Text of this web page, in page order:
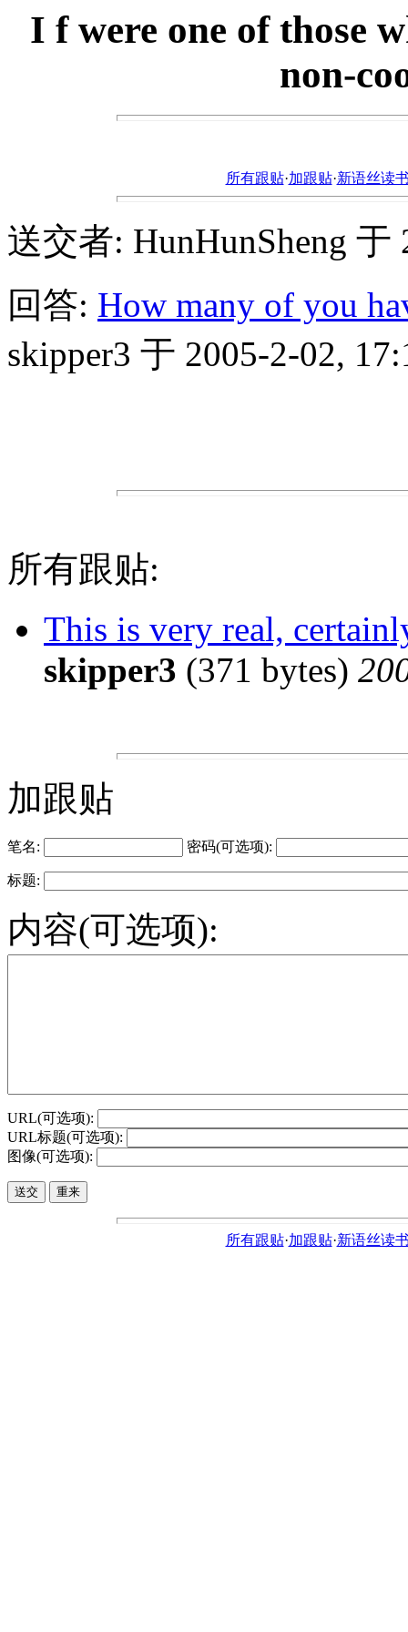
I f were one of those
non-
所有跟贴·加跟贴·新语丝读
送交者: HunHunSheng 于
回答: How many of you
skipper3 于 2005-2-02,
所有跟贴:
This is very real,
skipper3 (371 bytes)
加跟贴
笔名: 密码(可选项):
标题:
内容(可选项):
URL(可选项):
URL标题(可选项):
图像(可选项):
所有跟贴·加跟贴·新语丝读